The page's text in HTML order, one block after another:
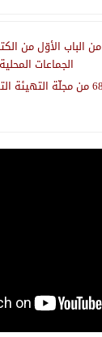
الفصل 258 من الباب الأوّل
الجماعات المحلية